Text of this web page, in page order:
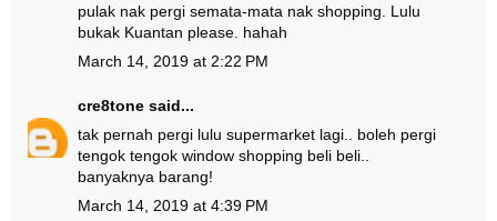
pulak nak pergi semata-mata nak shopping. Lulu
bukak Kuantan please. hahah
March 14, 2019 at 2:22 PM
cre8tone said...
tak pernah pergi lulu supermarket lagi.. boleh pergi
tengok tengok window shopping beli beli..
banyaknya barang!
March 14, 2019 at 4:39 PM